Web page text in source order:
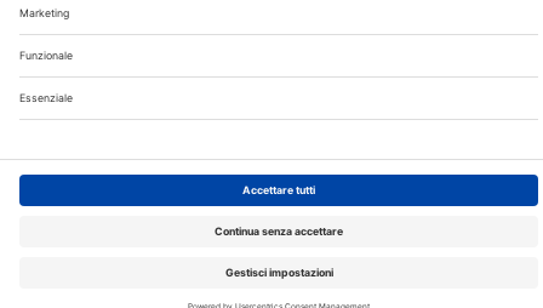
Registrazione Tribunale di Milano n° 5578/2022 del
5/05/2022